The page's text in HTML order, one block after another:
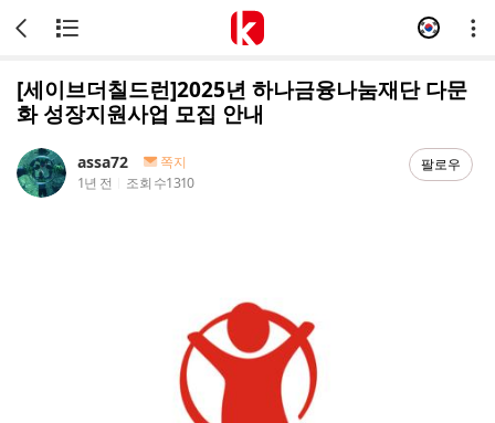
[세이브더칠드런]2025년 하나금융나눔재단 다문
화 성장지원사업 모집 안내
assa72
쪽지
1년 전
조회 수1310
팔로우